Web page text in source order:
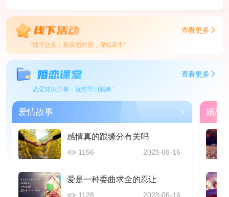
查看更多
“线下交友，真实面对面，促成牵手”
查看更多
“恋爱知识分享，祝您早日脱单”
爱情故事
感情真的跟缘分有关吗
1156 2023-06-16
爱是一种委曲求全的忍让
1128 2023-06-16
婚恋